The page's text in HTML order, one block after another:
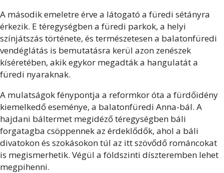
A második emeletre érve a látogató a füredi sétányra
érkezik. E téregységben a füredi parkok, a helyi
színjátszás története, és természetesen a balatonfüredi
vendéglátás is bemutatásra kerül azon zenészek
kíséretében, akik egykor megadták a hangulatát a
füredi nyaraknak.
A mulatságok fénypontja a reformkor óta a fürdőidény
kiemelkedő eseménye, a balatonfüredi Anna-bál. A
hajdani báltermet megidéző téregységben báli
forgatagba csöppennek az érdeklődők, ahol a báli
divatokon és szokásokon túl az itt szövődő románcokat
is megismerhetik. Végül a földszinti díszteremben lehet
megpihenni.